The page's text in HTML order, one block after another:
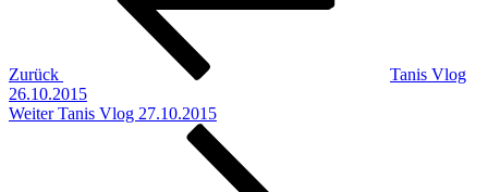
Zurück
Tanis Vlog
26.10.2015
Nächster
Weiter Tanis Vlog 27.10.2015